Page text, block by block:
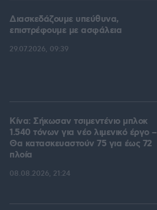
Διασκεδάζουμε υπεύθυνα,
επιστρέφουμε με ασφάλεια
29.07.2026, 09:39
Κίνα: Σήκωσαν τσιμεντένιο μπλοκ
1.540 τόνων για νέο λιμενικό έργο –
Θα κατασκευαστούν 75 για έως 72
πλοία
08.08.2026, 21:24